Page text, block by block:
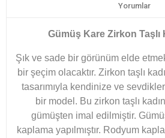
Yorumlar
Gümüş Kare Zirkon Taşlı
Şık ve sade bir görünüm elde
bir şeçim olacaktır. Zirkon taşlı
tasarımıyla kendinize ve
bir model. Bu zirkon taşlı
gümüşten imal edilmiştir.
kaplama yapılmıştır. Rodyum